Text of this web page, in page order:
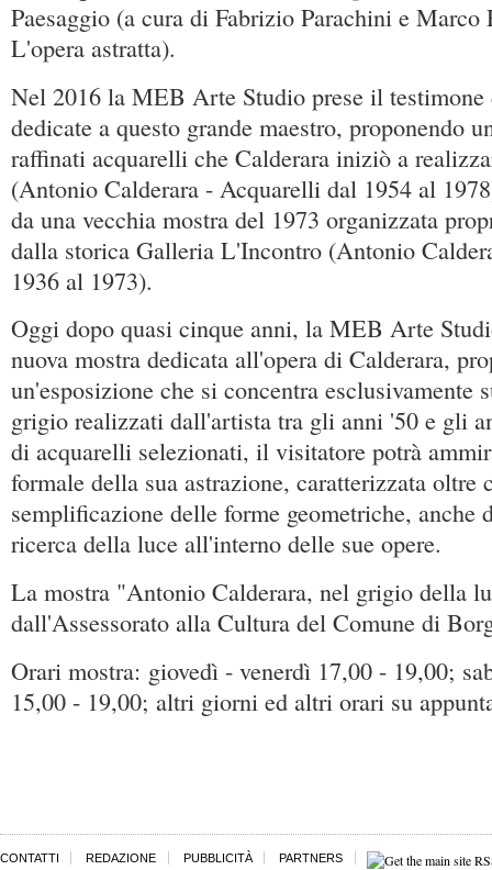
Paesaggio (a cura di Fabrizio Parachini e Marco
L'opera astratta).
Nel 2016 la MEB Arte Studio prese il testimone
dedicate a questo grande maestro, proponendo
raffinati acquarelli che Calderara iniziò a
(Antonio Calderara - Acquarelli dal 1954 al
da una vecchia mostra del 1973 organizzata
dalla storica Galleria L'Incontro (Antonio
1936 al 1973).
Oggi dopo quasi cinque anni, la MEB Arte
nuova mostra dedicata all'opera di Calderara,
un'esposizione che si concentra esclusivamente
grigio realizzati dall'artista tra gli anni '50 e gli
di acquarelli selezionati, il visitatore potrà
formale della sua astrazione, caratterizzata oltre
semplificazione delle forme geometriche, anche
ricerca della luce all'interno delle sue opere.
La mostra "Antonio Calderara, nel grigio della
dall'Assessorato alla Cultura del Comune di
Orari mostra: giovedì - venerdì 17,00 - 19,00;
15,00 - 19,00; altri giorni ed altri orari su
CONTATTI REDAZIONE PUBBLICITÀ PARTNERS